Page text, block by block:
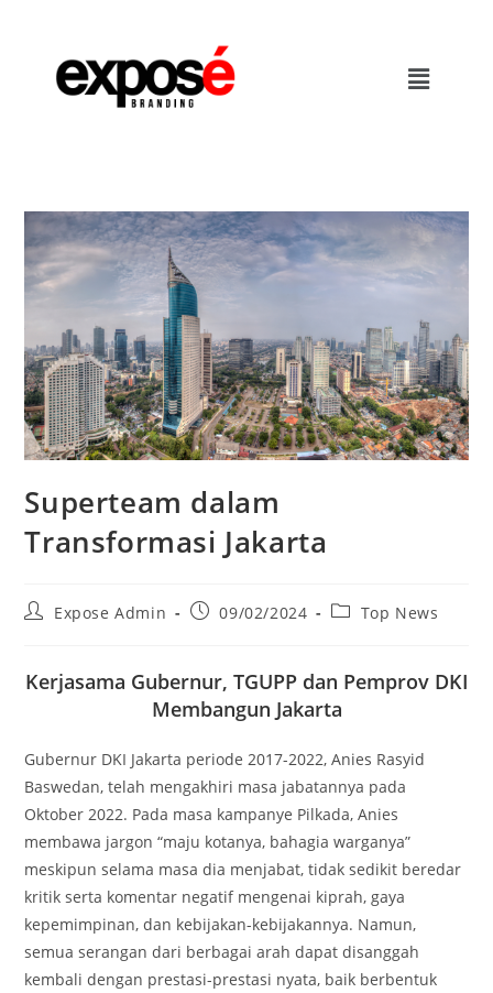
Superteam dalam
Transformasi Jakarta
Expose Admin 09/02/2024 Top News
Kerjasama Gubernur, TGUPP dan Pemprov DKI
Membangun Jakarta
Gubernur DKI Jakarta periode 2017-2022, Anies Rasyid
Baswedan, telah mengakhiri masa jabatannya pada
Oktober 2022. Pada masa kampanye Pilkada, Anies
membawa jargon “maju kotanya, bahagia warganya”
meskipun selama masa dia menjabat, tidak sedikit beredar
kritik serta komentar negatif mengenai kiprah, gaya
kepemimpinan, dan kebijakan-kebijakannya. Namun,
semua serangan dari berbagai arah dapat disanggah
kembali dengan prestasi-prestasi nyata, baik berbentuk